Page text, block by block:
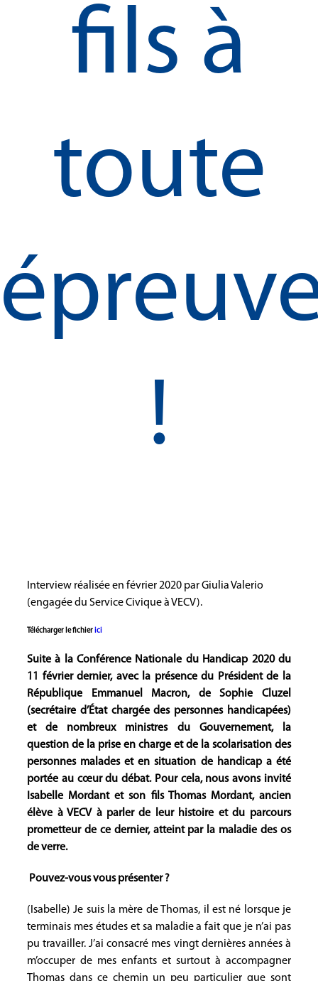
fils à
toute
!
Interview réalisée en février 2020 par Giulia Valerio
(engagée du Service Civique à VECV).
Télécharger le fichierici
Suite à la Conférence Nationale du Handicap 2020 du
11 février dernier, avec la présence du Président de la
République Emmanuel Macron, de Sophie Cluzel
(secrétaire d’État chargée des personnes handicapées)
et de nombreux ministres du Gouvernement, la
question de la prise en charge et de la scolarisation des
personnes malades et en situation de handicap a été
portée au cœur du débat. Pour cela, nous avons invité
Isabelle Mordant et son fils Thomas Mordant, ancien
élève à VECV à parler de leur histoire et du parcours
prometteur de ce dernier, atteint par la maladie des os
de verre.
Pouvez-vous vous présenter ?
(Isabelle) Je suis la mère de Thomas, il est né lorsque je
terminais mes études et sa maladie a fait que je n’ai pas
pu travailler. J’ai consacré mes vingt dernières années à
m’occuper de mes enfants et surtout à accompagner
Thomas dans ce chemin un peu particulier que sont